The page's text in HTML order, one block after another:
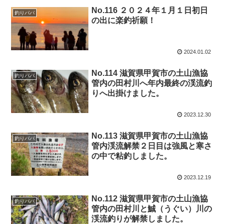
釣りパパ
No.116 ２０２４年１月１日初日
の出に楽釣祈願！
2024.01.02
釣りパパ
No.114 滋賀県甲賀市の土山漁協
管内の田村川へ年内最終の渓流釣
りへ出掛けました。
2023.12.30
釣りパパ
No.113 滋賀県甲賀市の土山漁協
管内渓流解禁２日目は強風と寒さ
の中で粘釣しました。
2023.12.19
釣りパパ
No.112 滋賀県甲賀市の土山漁協
管内の田村川と鯎（うぐい）川の
渓流釣りが解禁しました。